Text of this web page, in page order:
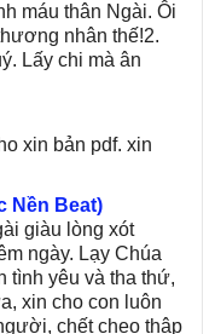
máu thân Ngài. Ôi
nhân thế!2.
Lấy chi mà ân
xin bản pdf. xin
Nền Beat)
giàu lòng xót
ngày. Lạy Chúa
tình yêu và tha thứ,
xin cho con luôn
chết cheo thập